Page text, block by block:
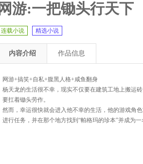
网游:一把锄头行天下
连载小说 精选小说
内容介绍 作品信息
网游+搞笑+自私+腹黑人格+咸鱼翻身
杨天龙的生活很不幸，现实不仅要在建筑工地上搬运
要扛着锄头劳作。
然而，幸运很快就会进入他不幸的生活，他的游戏角
进行任务，并在那个地方找到“帕格玛的珍本”并成为